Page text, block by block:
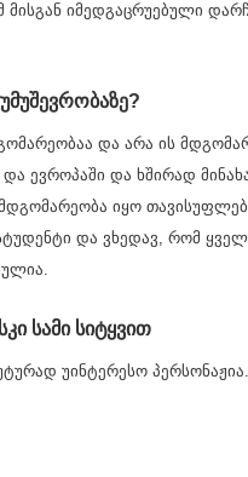
იმედგაცრუებული
და არა ის
ევროპაში და ხშირად
იყო
და ვხედავ, რომ
სამი სიტყვით
უინტერესო პერსონაჟია.